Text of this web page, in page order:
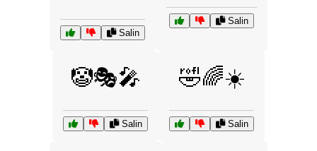
Salin
Salin
🤡🎭🎤
Salin
🤣🌈☀️
Salin